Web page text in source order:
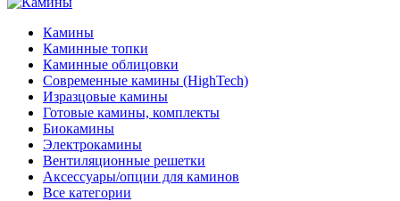
Камины
Каминные топки
Каминные облицовки
Современные камины (HighTech)
Изразцовые камины
Готовые камины, комплекты
Биокамины
Электрокамины
Вентиляционные решетки
Аксессуары/опции для каминов
Все категории